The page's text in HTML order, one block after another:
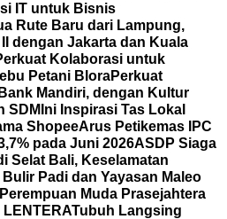
IT untuk Bisnis
Rute Baru dari Lampung,
dengan Jakarta dan Kuala
Kolaborasi untuk
Petani BloraPerkuat
Mandiri, dengan Kultur
SDM Ini Inspirasi Tas Lokal
ShopeeArus Petikemas IPC
pada Juni 2026ASDP Siaga
Selat Bali, Keselamatan
Padi dan Yayasan Maleo
Muda Prasejahtera
Tubuh Langsing